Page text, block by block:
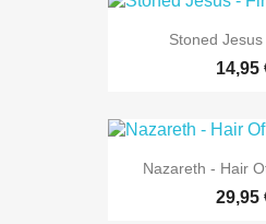
Stoned Jesus
14,95
Nazareth - Hair
29,95